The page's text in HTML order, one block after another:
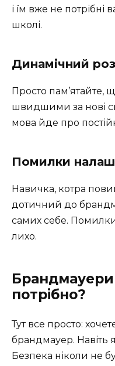
і їм вже не потрібні
школі.
Динамічний
Просто пам’ятайте,
швидшими за нові
мова йде про
Помилки
Навичка, котра
дотичний до
самих себе.
лихо.
потрібно?
Тут все просто:
брандмауер.
Безпека ніколи не